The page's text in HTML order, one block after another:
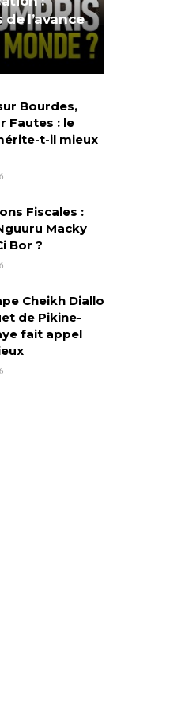
l’avance
Bourdes,
Fautes : le
t-il mieux
Fiscales :
Macky
Bor ?
Cheikh Diallo
de Pikine-
fait appel